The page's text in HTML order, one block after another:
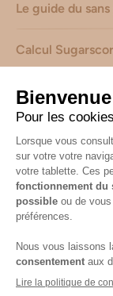
Le guide du
Calcul
Suivez-
Mentions légales
Caractéristiques
(informations